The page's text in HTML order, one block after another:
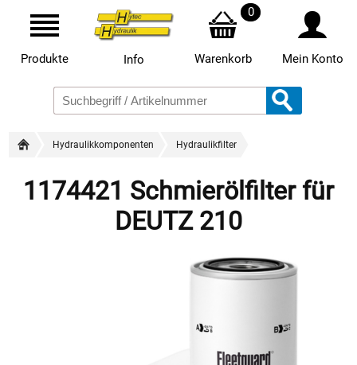
Produkte Info
0
Warenkorb Mein Konto
Hydraulikkomponenten Hydraulikfilter
1174421 Schmierölfilter für
DEUTZ 210